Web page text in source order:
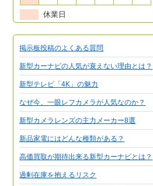
休業日
掲示板投稿のよくある質問
新型カーナビの人気が衰えない理由とは？
新型テレビ「4K」の魅力
なぜ今、一眼レフカメラが人気なのか？
新型カメラレンズの主力メーカー8選
新品家電にはどんな種類がある？
高価買取が期待出来る新型カーナビとは？
過剰在庫を抱えるリスク